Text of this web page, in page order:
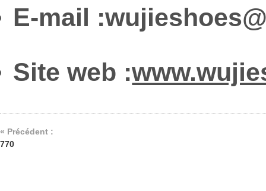
E-mail :
Site web :
« Précédent :
770